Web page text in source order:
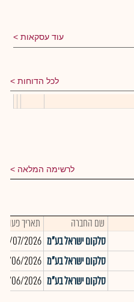
עוד עסקאות
לכל הדוחות
לרשימה המלאה
שם החברה
תאריך פעולה
סלקום ישראל בע"מ 13/07/2026
סלקום ישראל בע"מ 06/2026
סלקום ישראל בע"מ 06/2026